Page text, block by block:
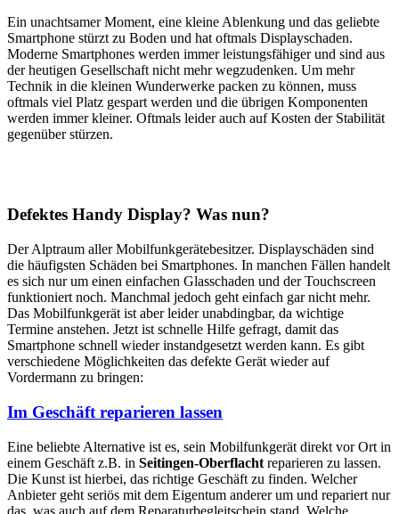
Ein unachtsamer Moment, eine kleine Ablenkung und das geliebte
Smartphone stürzt zu Boden und hat oftmals Displayschaden.
Moderne Smartphones werden immer leistungsfähiger und sind aus
der heutigen Gesellschaft nicht mehr wegzudenken. Um mehr
Technik in die kleinen Wunderwerke packen zu können, muss
oftmals viel Platz gespart werden und die übrigen Komponenten
werden immer kleiner. Oftmals leider auch auf Kosten der Stabilität
gegenüber stürzen.
Defektes Handy Display? Was nun?
Der Alptraum aller Mobilfunkgerätebesitzer. Displayschäden sind
die häufigsten Schäden bei Smartphones. In manchen Fällen handelt
es sich nur um einen einfachen Glasschaden und der Touchscreen
funktioniert noch. Manchmal jedoch geht einfach gar nicht mehr.
Das Mobilfunkgerät ist aber leider unabdingbar, da wichtige
Termine anstehen. Jetzt ist schnelle Hilfe gefragt, damit das
Smartphone schnell wieder instandgesetzt werden kann. Es gibt
verschiedene Möglichkeiten das defekte Gerät wieder auf
Vordermann zu bringen:
Im Geschäft reparieren lassen
Eine beliebte Alternative ist es, sein Mobilfunkgerät direkt vor Ort in
einem Geschäft z.B. in Seitingen-Oberflacht reparieren zu lassen.
Die Kunst ist hierbei, das richtige Geschäft zu finden. Welcher
Anbieter geht seriös mit dem Eigentum anderer um und repariert nur
das, was auch auf dem Reparaturbegleitschein stand. Welche